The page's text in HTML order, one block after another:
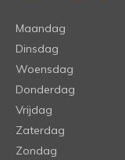
Maandag
Dinsdag
Woensdag
Donderdag
Vrijdag
Zaterdag
Zondag